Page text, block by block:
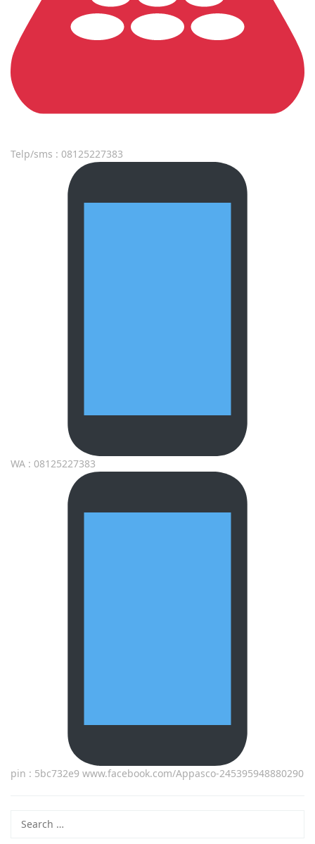
Telp/sms : 08125227383
WA : 08125227383
pin : 5bc732e9 www.facebook.com/Appasco-245395948880290
for: